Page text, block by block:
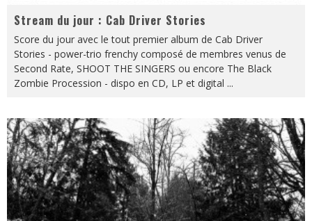
Stream du jour : Cab Driver Stories
Score du jour avec le tout premier album de Cab Driver
Stories - power-trio frenchy composé de membres venus de
Second Rate, SHOOT THE SINGERS ou encore The Black
Zombie Procession - dispo en CD, LP et digital ...